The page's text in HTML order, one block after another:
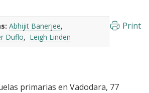
Abhijit Banerjee
Duflo Leigh Linden
Print
primarias en Vadodara, 77